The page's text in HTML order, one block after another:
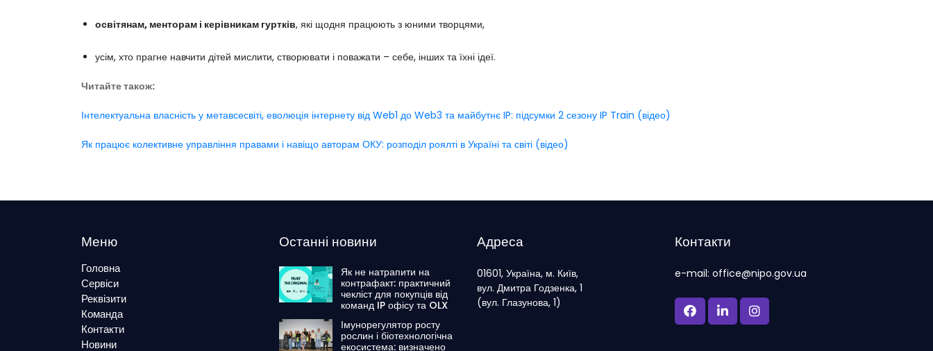
освітянам, менторам і керівникам гуртків, які щодня працюють з юними творцями,
усім, хто прагне навчити дітей мислити, створювати і поважати – себе, інших та їхні ідеї.
Читайте також:
Інтелектуальна власність у метавсесвіті, еволюція інтернету від Web1 до Web3 та майбутнє IP: підсумки 2 сезону IP Train (відео)
Як працює колективне управління правами і навіщо авторам ОКУ: розподіл роялті в Україні та світі (відео)
Меню
Головна
Сервіси
Реквізити
Команда
Контакти
Новини
Останні новини
Як не натрапити на
контрафакт: практичний
чекліст для покупців від
команд IP офісу та OLX
Імунорегулятор росту
рослин і біотехнологічна
екосистема: визначено
Адреса
01601, Україна, м. Київ,
вул. Дмитра Годзенка, 1
(вул. Глазунова, 1)
Контакти
e-mail: office@nipo.gov.ua